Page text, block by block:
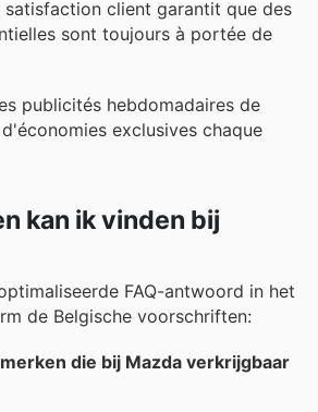
client garantit que des
sont toujours à portée de
publicités hebdomadaires de
exclusives chaque
kan ik vinden bij
FAQ-antwoord in het
de Belgische voorschriften:
die bij Mazda verkrijgbaar